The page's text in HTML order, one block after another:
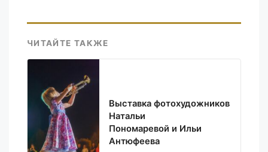
ЧИТАЙТЕ ТАКЖЕ
Выставка фотохудожников
Натальи
Пономаревой и Ильи
Антюфеева